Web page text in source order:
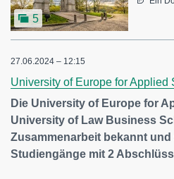
5
27.06.2024 – 12:15
University of Europe for Applied
Die University of Europe for
University of Law Business
Zusammenarbeit bekannt
Studiengänge mit 2